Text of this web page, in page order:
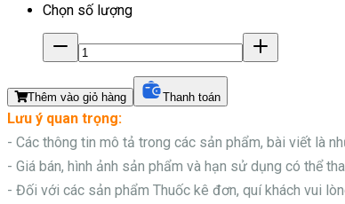
Chọn số lượng
Thêm vào giỏ hàng Thanh toán
Lưu ý quan trọng:
- Các thông tin mô tả trong các sản phẩm, bài viết là
- Giá bán, hình ảnh sản phẩm và hạn sử dụng có thể
- Đối với các sản phẩm Thuốc kê đơn, quí khách vui